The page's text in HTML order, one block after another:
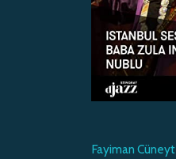
Fayiman Cüneyt